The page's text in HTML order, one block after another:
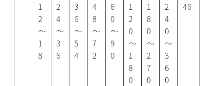
1
2
～
1
8
2
4
～
3
6
3
6
～
5
4
4
8
～
7
2
6
0
～
9
0
1
2
0
～
1
8
0
1
8
0
～
2
7
0
2
4
0
～
3
6
0
46